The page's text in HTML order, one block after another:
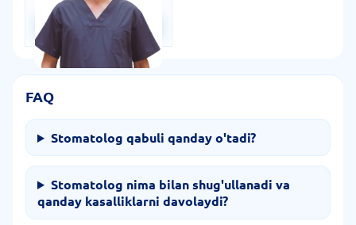
Qabulga yozilish
FAQ
Stomatolog qabuli qanday o'tadi?
Stomatolog nima bilan shug'ullanadi va
qanday kasalliklarni davolaydi?